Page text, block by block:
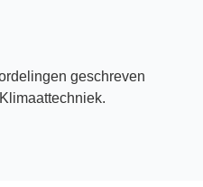
geschreven